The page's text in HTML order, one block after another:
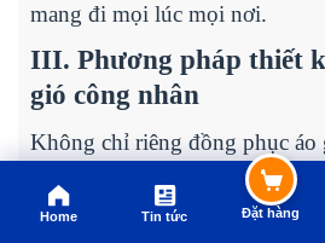
mang đi mọi lúc mọi nơi.
III. Phương pháp thiết
gió công nhân
Không chỉ riêng đồng phục áo
bất cứ mẫu thiết kế đồng phục
bảo vệ người mặc khỏi những
Home Tin tức Đặt hàng